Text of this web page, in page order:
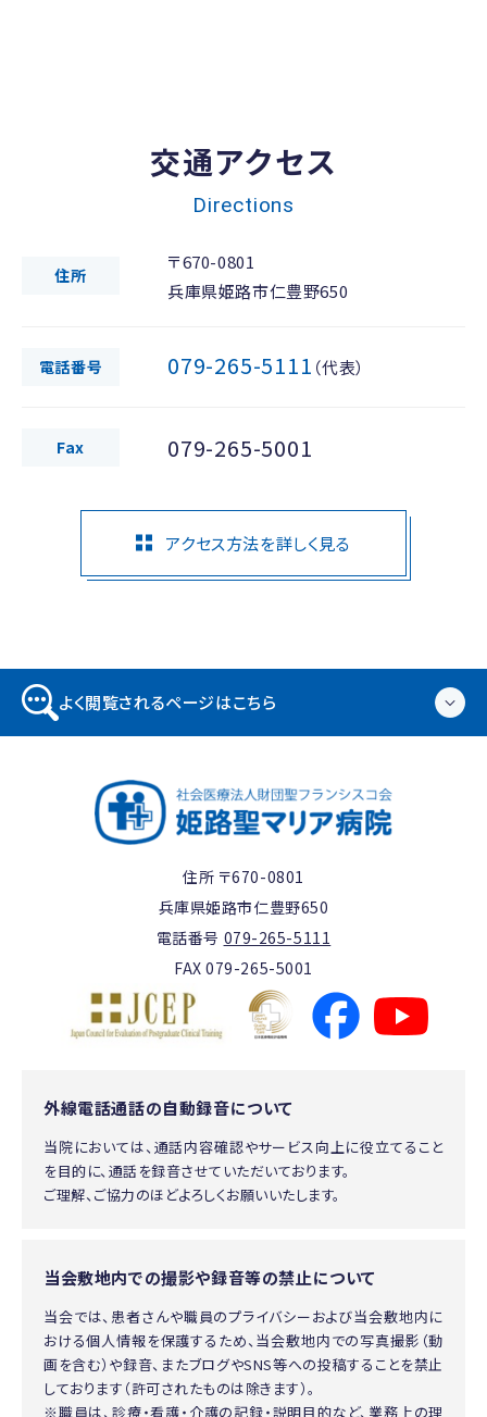
交通アクセス
Directions
住所
〒670-0801
兵庫県姫路市仁豊野650
電話番号 079-265-5111 （代表）
Fax 079-265-5001
アクセス方法を詳しく見る
よく閲覧されるページはこちら
住所 〒670-0801
兵庫県姫路市仁豊野650
電話番号 079-265-5111
FAX 079-265-5001
外線電話通話の自動録音について
当院においては、通話内容確認やサービス向上に役立てること
を目的に、通話を録音させていただいております。
ご理解、ご協力のほどよろしくお願いいたします。
当会敷地内での撮影や録音等の禁止について
当会では、患者さんや職員のプライバシーおよび当会敷地内に
おける個人情報を保護するため、当会敷地内での写真撮影（動
画を含む）や録音、またブログやSNS等への投稿することを禁止
しております（許可されたものは除きます）。
※職員は、診療・看護・介護の記録・説明目的など、業務上の理